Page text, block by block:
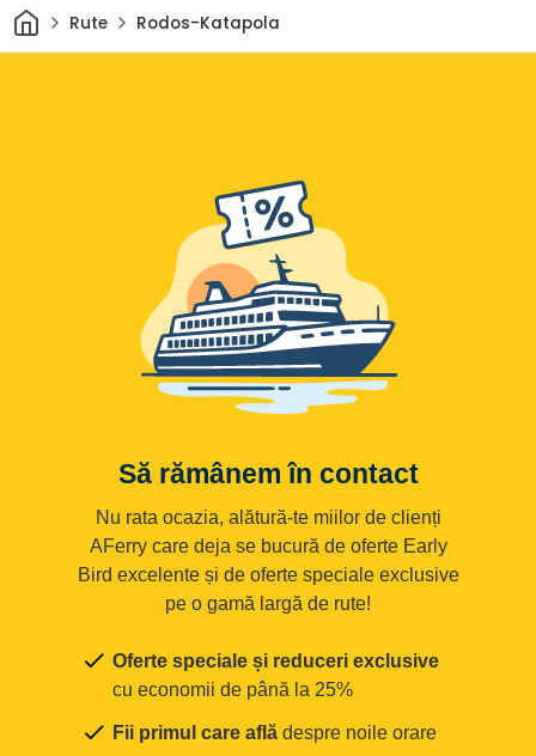
AcasăRute Rodos-Katapola
Să rămânem în contact
Nu rata ocazia, alătură-te miilor de clienți
AFerry care deja se bucură de oferte Early
Bird excelente și de oferte speciale exclusive
pe o gamă largă de rute!
Oferte speciale și reduceri exclusive
cu economii de până la 25%
Fii primul care află despre noile orare